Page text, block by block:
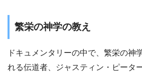
繁栄の神学の教え
ドキュメンタリーの中で、繁栄の神
れる伝道者、ジャスティン・ピータ